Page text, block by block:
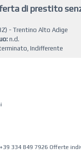
di prestito
- Trentino Alto Adige
n.d.
Indifferente
334 849 7926 Offerte